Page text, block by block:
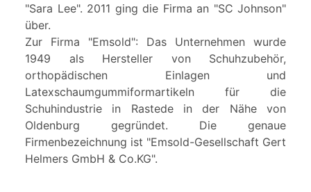
"Sara Lee". 2011 ging die Firma an "SC Johnson"
über.
Zur Firma "Emsold": Das Unternehmen wurde
1949 als Hersteller von Schuhzubehör,
orthopädischen Einlagen und
Latexschaumgummiformartikeln für die
Schuhindustrie in Rastede in der Nähe von
Oldenburg gegründet. Die genaue
Firmenbezeichnung ist "Emsold-Gesellschaft Gert
Helmers GmbH & Co.KG".